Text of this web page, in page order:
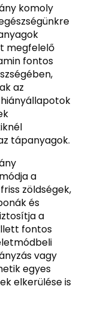
komoly
megfelelő
fontos
az
tápanyagok.
a
zöldségek,
és
a
fontos
vagy
egyes
elkerülése is